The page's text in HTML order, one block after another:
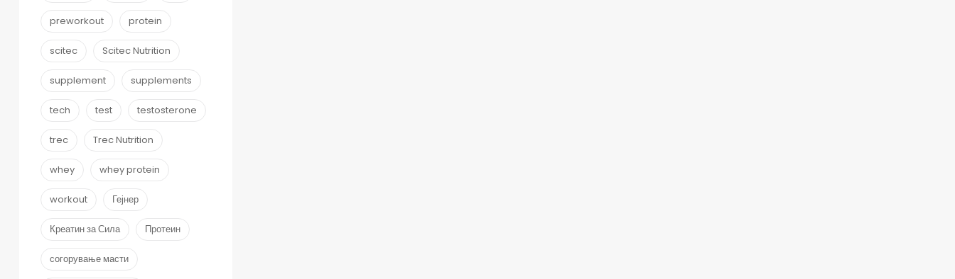
preworkout protein
scitec Scitec Nutrition
supplement supplements
tech test testosterone
trec Trec Nutrition
whey whey protein
workout Гејнер
Креатин за Сила Протеин
согорување масти